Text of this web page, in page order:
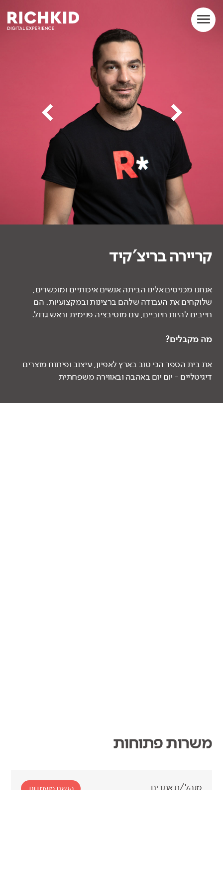
Toggle
navigation
קריירה בריצ’קיד
אנחנו מכניסים אלינו הביתה אנשים איכותיים ומוכשרים,
שלוקחים את העבודה שלהם ברצינות ובמקצועיות. הם
חייבים להיות חיוביים, עם מוטיבציה פנימית וראש גדול.
מה מקבלים?
את בית הספר הכי טוב בארץ לאפיון, עיצוב ופיתוח מוצרים
דיגיטליים - יום יום באהבה ובאווירה משפחתית
משרות פתוחות
מנהל/ת אתרים הגשת מועמדות